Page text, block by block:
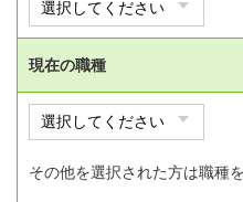
現在の職種
その他を選択された方は職種